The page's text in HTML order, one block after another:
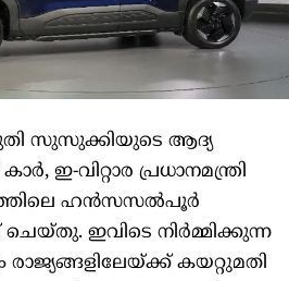
സുസുക്കിയുടെ ആദ്യ
ഇ-വിറ്റാര പ്രധാനമന്ത്രി
ഹന്‍സസല്‍പൂര്‍
ഇവിടെ നിര്‍മ്മിക്കുന്ന
കയറ്റുമതി